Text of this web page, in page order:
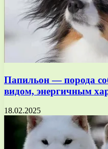
Папильон — порода
видом, энергичным
18.02.2025